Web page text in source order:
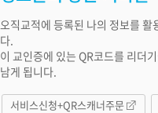
오직교적에 등록된 나의 정보를
다.
이 교인증에 있는 QR코드를 리더
남게 됩니다.
서비스신청+QR스캐너주문